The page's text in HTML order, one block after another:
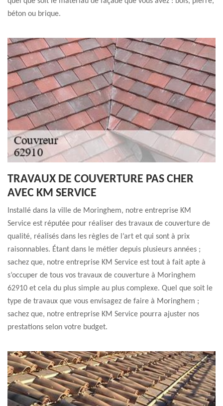
béton ou brique.
TRAVAUX DE COUVERTURE PAS CHER
AVEC KM SERVICE
Installé dans la ville de Moringhem, notre entreprise KM
Service est réputée pour réaliser des travaux de couverture de
qualité, réalisés dans les règles de l’art et qui sont à prix
raisonnables. Étant dans le métier depuis plusieurs années ;
sachez que, notre entreprise KM Service est tout à fait apte à
s’occuper de tous vos travaux de couverture à Moringhem
62910 et cela du plus simple au plus complexe. Quel que soit le
type de travaux que vous envisagez de faire à Moringhem ;
sachez que, notre entreprise KM Service pourra ajuster nos
prestations selon votre budget.